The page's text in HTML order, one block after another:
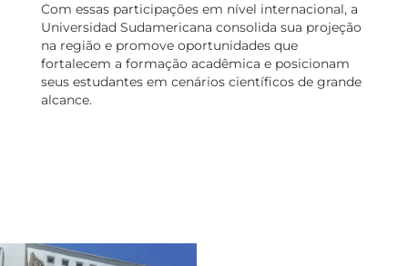
Com essas participações em nível internacional, a
Universidad Sudamericana consolida sua projeção
na região e promove oportunidades que
fortalecem a formação acadêmica e posicionam
seus estudantes em cenários científicos de grande
alcance.